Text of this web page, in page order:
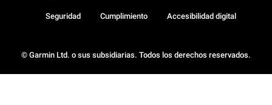
© Garmin Ltd. o sus subsidiarias. Todos los derechos reservados.
Seguridad Cumplimiento Accesibilidad digital